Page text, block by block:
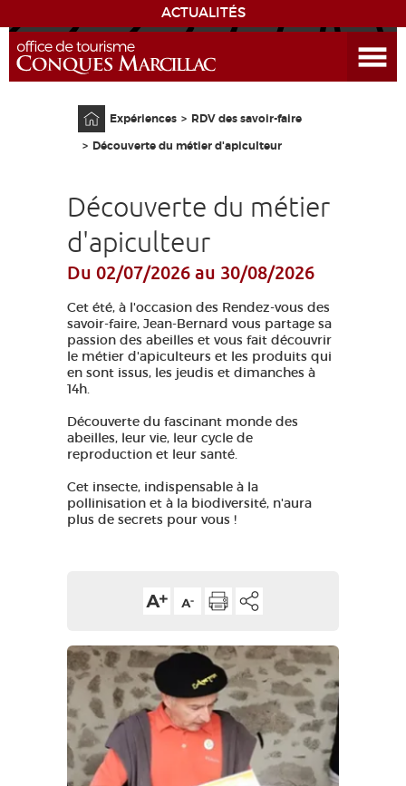
ACTUALITÉS
ENVIEDE...
DÉCOUVRIR LA DESTINATION
SÉJOURNER
AGENDA
MA SÉLECTION
FR
Expériences
RDV des savoir-faire
Découverte du métier d'apiculteur
Découverte du métier
d'apiculteur
Du 02/07/2026au 30/08/2026
Cet été, à l'occasion des Rendez-vous des
savoir-faire, Jean-Bernard vous partage sa
passion des abeilles et vous fait découvrir
le métier d'apiculteurs et les produits qui
en sont issus, les jeudis et dimanches à
14h.
Découverte du fascinant monde des
abeilles, leur vie, leur cycle de
reproduction et leur santé.
Cet insecte, indispensable à la
pollinisation et à la biodiversité, n'aura
plus de secrets pour vous !